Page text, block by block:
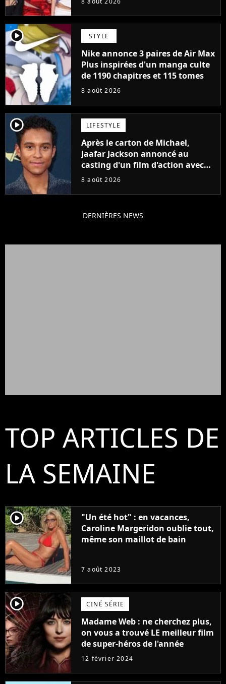
player2 STYLE
Nike annonce 3 paires de Air Max
Plus inspirées d'un manga culte
de 1190 chapitres et 115 tomes
8 août 2026
player2 LIFESTYLE
Après le carton de Michael,
Jaafar Jackson annoncé au
casting d'un film d'action avec
Will Smith
8 août 2026
DERNIÈRES NEWS
TOP ARTICLES DE
LA SEMAINE
player2
"Un été hot" : en vacances,
Caroline Margeridon oublie tout,
même son maillot de bain
7 août 2023
player2 CINÉ SÉRIE
Madame Web : ne cherchez plus,
on vous a trouvé LE meilleur film
de super-héros de l'année
12 février 2024